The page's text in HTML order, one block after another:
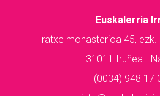
Euskalerria
Iratxe monasterioa 45,
31011 Iruñea -
(0034) 948 17